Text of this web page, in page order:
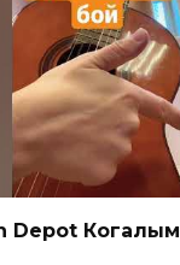
Depot Когалым